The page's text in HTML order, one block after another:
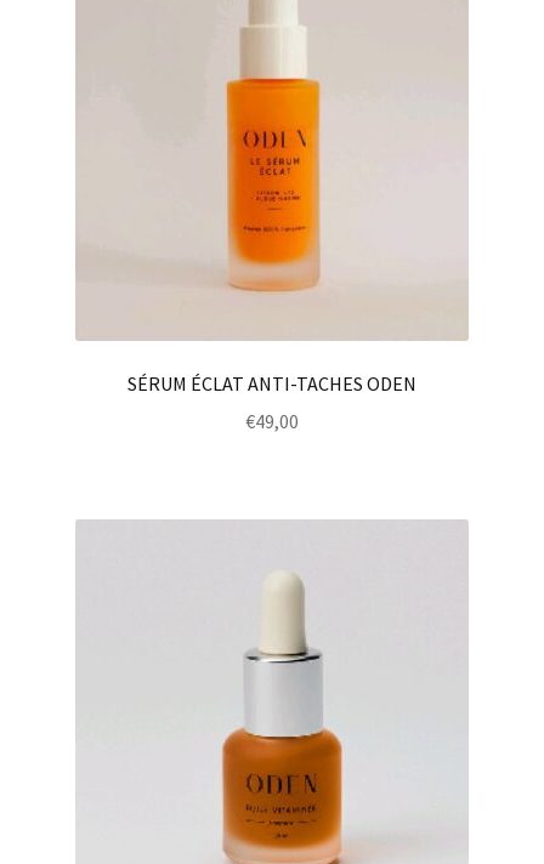
SÉRUM ÉCLAT ANTI-TACHES ODEN
€49,00